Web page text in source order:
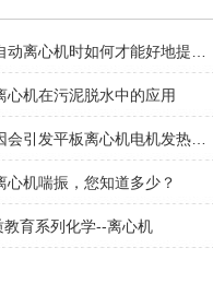
动离心机时如何才能好地提…
心机在污泥脱水中的应用
会引发平板离心机电机发热…
心机喘振，您知道多少？
教育系列化学--离心机